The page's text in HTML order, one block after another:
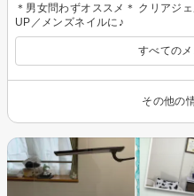
＊男女問わずオススメ＊ クリアジ
UP／メンズネイルに♪
すべての
その他の